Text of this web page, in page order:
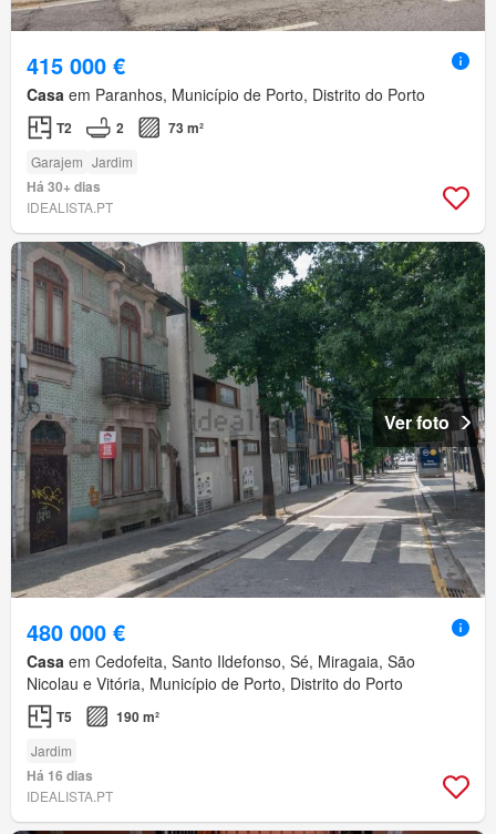
415 000 €
Casa em Paranhos, Município de Porto, Distrito do Porto
T2 2 73 m²
Garajem Jardim
Há 30+ dias
IDEALISTA.PT
Ver foto
480 000 €
Casa em Cedofeita, Santo Ildefonso, Sé, Miragaia, São
Nicolau e Vitória, Município de Porto, Distrito do Porto
T5 190 m²
Jardim
Há 16 dias
IDEALISTA.PT